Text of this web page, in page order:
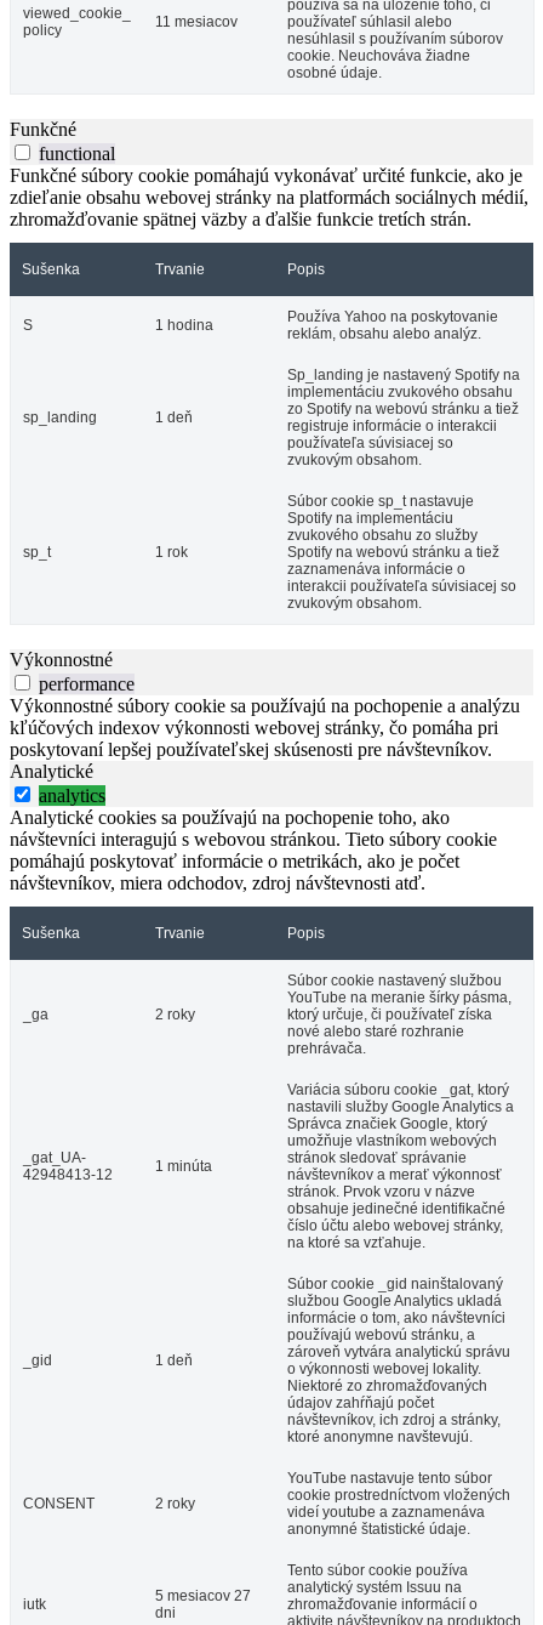
viewed_cookie_
policy
11 mesiacov
používa sa na uloženie toho, či
používateľ súhlasil alebo
nesúhlasil s používaním súborov
cookie. Neuchováva žiadne
osobné údaje.
Funkčné
functional
Funkčné súbory cookie pomáhajú vykonávať určité funkcie, ako je
zdieľanie obsahu webovej stránky na platformách sociálnych médií,
zhromažďovanie spätnej väzby a ďalšie funkcie tretích strán.
Sušenka Trvanie Popis
S 1 hodina
Používa Yahoo na poskytovanie
reklám, obsahu alebo analýz.
sp_landing 1 deň
Sp_landing je nastavený Spotify na
implementáciu zvukového obsahu
zo Spotify na webovú stránku a tiež
registruje informácie o interakcii
používateľa súvisiacej so
zvukovým obsahom.
sp_t 1 rok
Súbor cookie sp_t nastavuje
Spotify na implementáciu
zvukového obsahu zo služby
Spotify na webovú stránku a tiež
zaznamenáva informácie o
interakcii používateľa súvisiacej so
zvukovým obsahom.
Výkonnostné
performance
Výkonnostné súbory cookie sa používajú na pochopenie a analýzu
kľúčových indexov výkonnosti webovej stránky, čo pomáha pri
poskytovaní lepšej používateľskej skúsenosti pre návštevníkov.
Analytické
analytics
Analytické cookies sa používajú na pochopenie toho, ako
návštevníci interagujú s webovou stránkou. Tieto súbory cookie
pomáhajú poskytovať informácie o metrikách, ako je počet
návštevníkov, miera odchodov, zdroj návštevnosti atď.
Sušenka Trvanie Popis
_ga 2 roky
Súbor cookie nastavený službou
YouTube na meranie šírky pásma,
ktorý určuje, či používateľ získa
nové alebo staré rozhranie
prehrávača.
_gat_UA-
42948413-12
1 minúta
Variácia súboru cookie _gat, ktorý
nastavili služby Google Analytics a
Správca značiek Google, ktorý
umožňuje vlastníkom webových
stránok sledovať správanie
návštevníkov a merať výkonnosť
stránok. Prvok vzoru v názve
obsahuje jedinečné identifikačné
číslo účtu alebo webovej stránky,
na ktoré sa vzťahuje.
_gid 1 deň
Súbor cookie _gid nainštalovaný
službou Google Analytics ukladá
informácie o tom, ako návštevníci
používajú webovú stránku, a
zároveň vytvára analytickú správu
o výkonnosti webovej lokality.
Niektoré zo zhromažďovaných
údajov zahŕňajú počet
návštevníkov, ich zdroj a stránky,
ktoré anonymne navštevujú.
CONSENT 2 roky
YouTube nastavuje tento súbor
cookie prostredníctvom vložených
videí youtube a zaznamenáva
anonymné štatistické údaje.
iutk
5 mesiacov 27
dni
Tento súbor cookie používa
analytický systém Issuu na
zhromažďovanie informácií o
aktivite návštevníkov na produktoch